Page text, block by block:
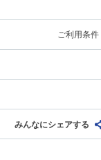
ご利用条件
みんなにシェアする